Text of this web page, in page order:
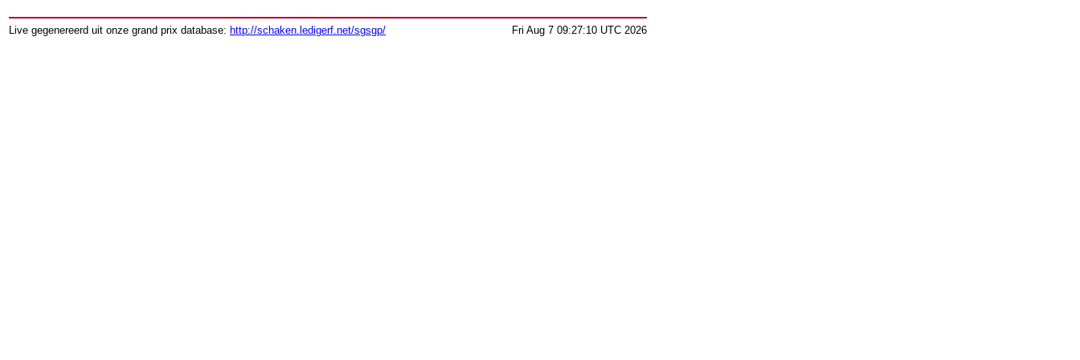
Live gegenereerd uit onze grand prix database: http://schaken.ledigerf.net/sgsgp/ Fri Aug 7 09:27:10 UTC 2026